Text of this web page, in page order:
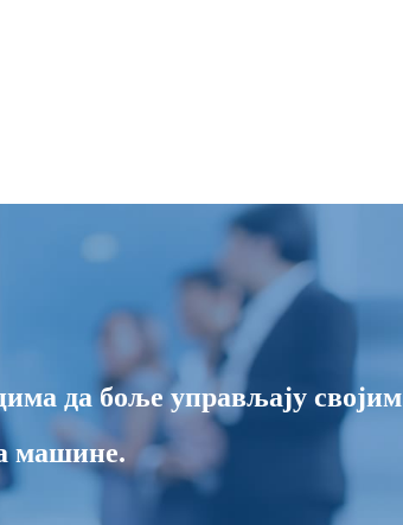
да боље управљају својим
машине.